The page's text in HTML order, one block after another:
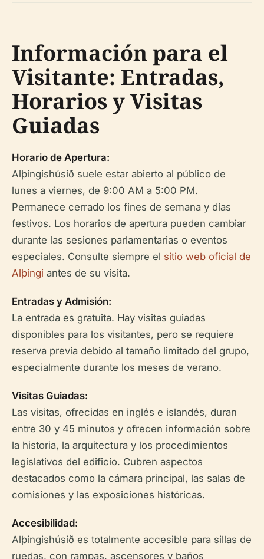
Información para el
Visitante: Entradas,
Horarios y Visitas
Guiadas
Horario de Apertura:
Alþingishúsið suele estar abierto al público de
lunes a viernes, de 9:00 AM a 5:00 PM.
Permanece cerrado los fines de semana y días
festivos. Los horarios de apertura pueden cambiar
durante las sesiones parlamentarias o eventos
especiales. Consulte siempre el sitio web oficial de
Alþingi antes de su visita.
Entradas y Admisión:
La entrada es gratuita. Hay visitas guiadas
disponibles para los visitantes, pero se requiere
reserva previa debido al tamaño limitado del grupo,
especialmente durante los meses de verano.
Visitas Guiadas:
Las visitas, ofrecidas en inglés e islandés, duran
entre 30 y 45 minutos y ofrecen información sobre
la historia, la arquitectura y los procedimientos
legislativos del edificio. Cubren aspectos
destacados como la cámara principal, las salas de
comisiones y las exposiciones históricas.
Accesibilidad:
Alþingishúsið es totalmente accesible para sillas de
ruedas, con rampas, ascensores y baños